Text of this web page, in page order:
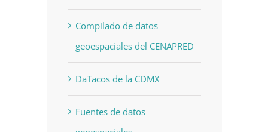
Compilado de datos
geoespaciales del CENAPRED
DaTacos de la CDMX
Fuentes de datos